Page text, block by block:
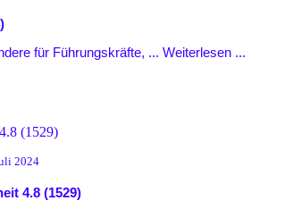
für Führungskräfte, ... Weiterlesen ...
2024
4.8 (1529)